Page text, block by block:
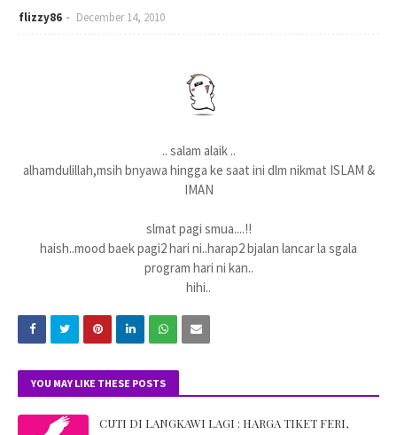
flizzy86 December 14, 2010
.. salam alaik ..
alhamdulillah,msih bnyawa hingga ke saat ini dlm nikmat ISLAM &
IMAN
slmat pagi smua....!!
haish..mood baek pagi2 hari ni..harap2 bjalan lancar la sgala
program hari ni kan..
hihi..
YOU MAY LIKE THESE POSTS
CUTI DI LANGKAWI LAGI : HARGA TIKET FERI,